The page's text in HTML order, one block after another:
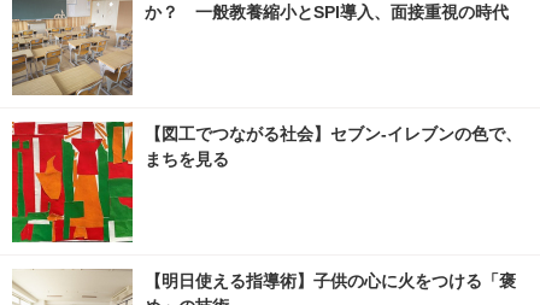
か？ 一般教養縮小とSPI導入、面接重視の時代
【図工でつながる社会】セブン‐イレブンの色で、
まちを見る
【明日使える指導術】子供の心に火をつける「褒